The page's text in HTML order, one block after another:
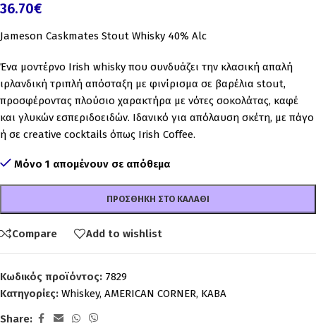
36.70€
Jameson Caskmates Stout Whisky 40% Alc
Ένα μοντέρνο Irish whisky που συνδυάζει την κλασική απαλή
ιρλανδική τριπλή απόσταξη με φινίρισμα σε βαρέλια stout,
προσφέροντας πλούσιο χαρακτήρα με νότες σοκολάτας, καφέ
και γλυκών εσπεριδοειδών. Ιδανικό για απόλαυση σκέτη, με πάγο
ή σε creative cocktails όπως Irish Coffee.
Μόνο 1 απομένουν σε απόθεμα
ΠΡΟΣΘΉΚΗ ΣΤΟ ΚΑΛΆΘΙ
Compare Add to wishlist
Κωδικός προϊόντος: 7829
Κατηγορίες: Whiskey, AMERICAN CORNER, ΚΑΒΑ
Share: